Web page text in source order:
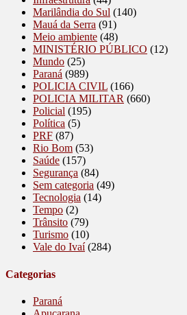
Marilândia do Sul (140)
Mauá da Serra (91)
Meio ambiente (48)
MINISTÉRIO PÚBLICO (12)
Mundo (25)
Paraná (989)
POLICIA CIVIL (166)
POLICIA MILITAR (660)
Policial (195)
Política (5)
PRF (87)
Rio Bom (53)
Saúde (157)
Segurança (84)
Sem categoria (49)
Tecnologia (14)
Tempo (2)
Trânsito (79)
Turismo (10)
Vale do Ivaí(284)
Categorias
Paraná